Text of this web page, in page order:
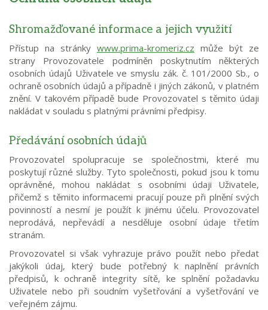
Shromažďované informace a jejich využití
Přístup na stránky www.prima-kromeriz.cz může být ze
strany Provozovatele podmíněn poskytnutím některých
osobních údajů Uživatele ve smyslu zák. č. 101/2000 Sb., o
ochraně osobních údajů a případně i jiných zákonů, v platném
znění. V takovém případě bude Provozovatel s těmito údaji
nakládat v souladu s platnými právními předpisy.
Předávání osobních údajů
Provozovatel spolupracuje se společnostmi, které mu
poskytují různé služby. Tyto společnosti, pokud jsou k tomu
oprávněné, mohou nakládat s osobními údaji Uživatele,
přičemž s těmito informacemi pracují pouze při plnění svých
povinností a nesmí je použít k jinému účelu. Provozovatel
neprodává, nepřevádí a nesděluje osobní údaje třetím
stranám.
Provozovatel si však vyhrazuje právo použít nebo předat
jakýkoli údaj, který bude potřebný k naplnění právních
předpisů, k ochraně integrity sítě, ke splnění požadavku
Uživatele nebo při soudním vyšetřování a vyšetřování ve
veřejném zájmu.